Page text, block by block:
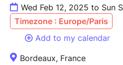
Wed Feb 12, 2025 to Sun
Timezone : Europe/Paris
Add to my calendar
Bordeaux, France